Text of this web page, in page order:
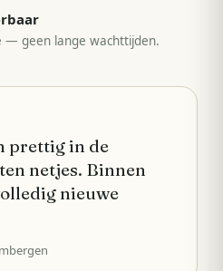
— geen lange wachttijden.
prettig in de
netjes. Binnen
nieuwe